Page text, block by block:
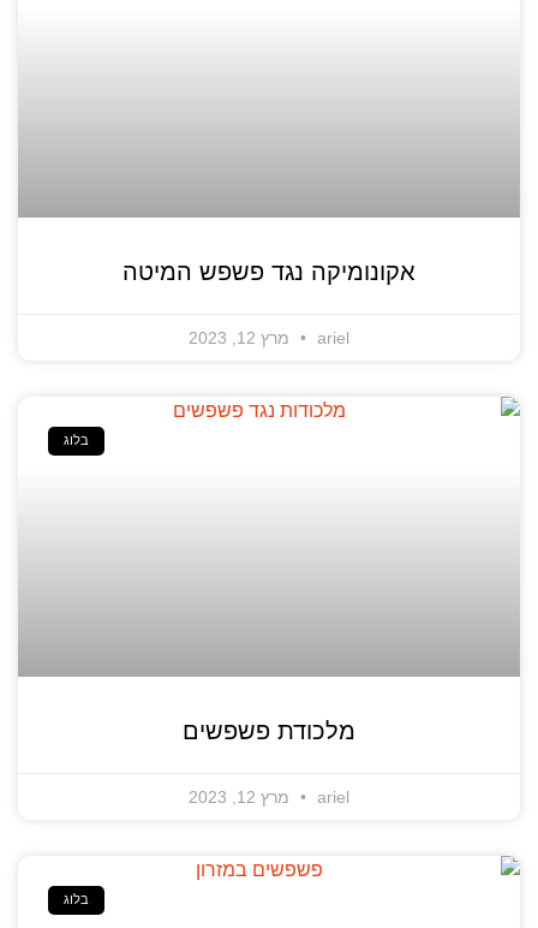
אקונומיקה נגד פשפש המיטה
ariel מרץ 12, 2023
בלוג
מלכודת פשפשים
ariel מרץ 12, 2023
בלוג